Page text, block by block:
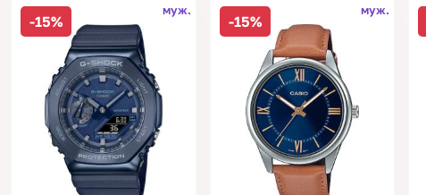
-15%
муж.
-15%
муж.